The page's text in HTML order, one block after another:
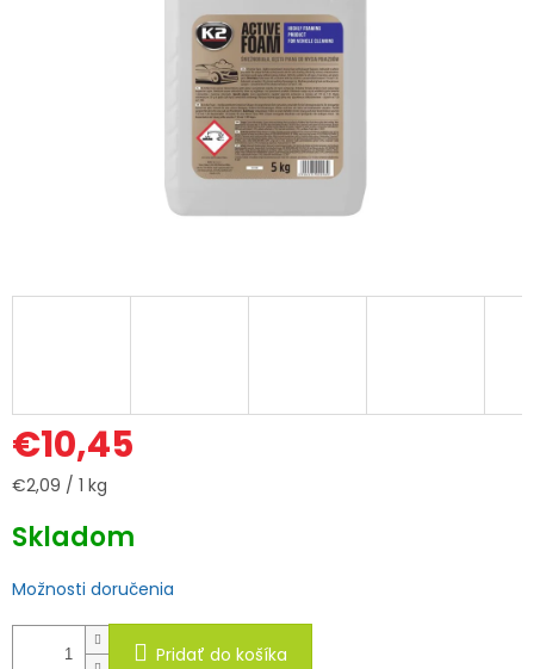
€10,45
Jednotková
€2,09 / 1 kg
Skladom
Možnosti doručenia
Pridať do košíka